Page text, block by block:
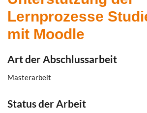
Lernprozesse
mit Moodle
Art der Abschlussarbeit
Masterarbeit
Status der Arbeit